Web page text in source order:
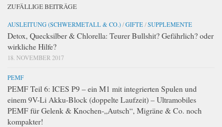
ZUFÄLLIGE BEITRÄGE
AUSLEITUNG (SCHWERMETALL & CO.)/GIFTE/SUPPLEMENTE
Detox, Quecksilber & Chlorella: Teurer Bullshit? Gefährlich? oder
wirkliche Hilfe?
18. NOVEMBER 2017
PEMF
PEMF Teil 6: ICES P9 – ein M1 mit integrierten Spulen und
einem 9V-Li Akku-Block (doppelte Laufzeit) – Ultramobiles
PEMF für Gelenk & Knochen-„Autsch“, Migräne & Co. noch
kompakter!